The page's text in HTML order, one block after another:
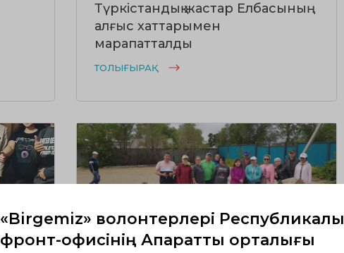
Түркістандық жастар Елбасының
алғыс хаттарымен
марапатталды
ТОЛЫҒЫРАҚ
20.06.2020 1425 0
«Birgemiz» волонтерлері Республикалық
фронт-офисінің Ақпараттық орталығы